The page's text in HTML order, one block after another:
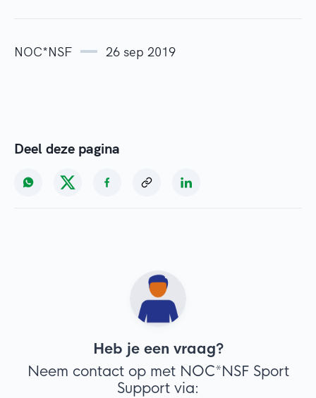
NOC*NSF 26 sep 2019
Deel deze pagina
Heb je een vraag?
Neem contact op met NOC*NSF Sport
Support via: